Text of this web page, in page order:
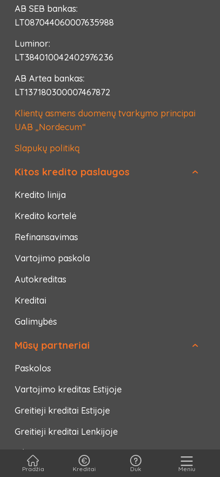
AB SEB bankas:
LT087044060007635988
Luminor:
LT384010042402976236
AB Artea bankas:
LT137180300007467872
Klientų asmens duomenų tvarkymo principai
UAB „Nordecum“
Slapukų politiką
Kitos kredito paslaugos
Kredito linija
Kredito kortelė
Refinansavimas
Vartojimo paskola
Autokreditas
Kreditai
Galimybės
Mūsų partneriai
Paskolos
Vartojimo kreditas Estijoje
Greitieji kreditai Estijoje
Greitieji kreditai Lenkijoje
Inkaso
Skolų išieškojimas Estijoje
Pradžia Kreditai Duk Meniu